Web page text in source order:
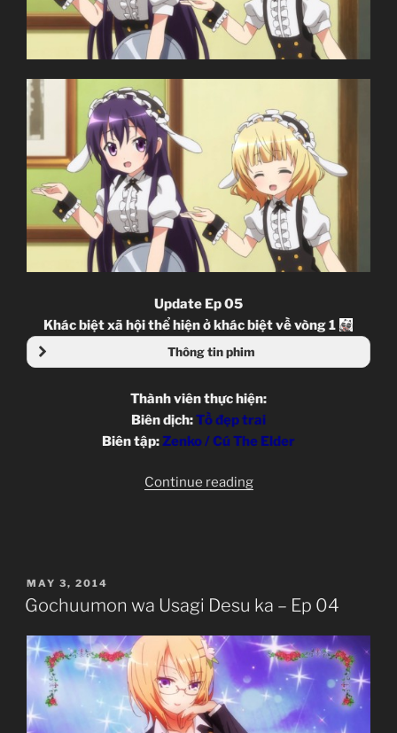
Update Ep 05
Khác biệt xã hội thể hiện ở khác biệt về vòng 1
Thông tin phim
Thành viên thực hiện:
Biên dịch:Tồ đẹp trai
Biên tập:Zenko / Cú The Elder
Continue reading“Gochuumon
05”
POSTED
ON
MAY 3, 2014
Gochuumon wa Usagi Desu ka – Ep 04